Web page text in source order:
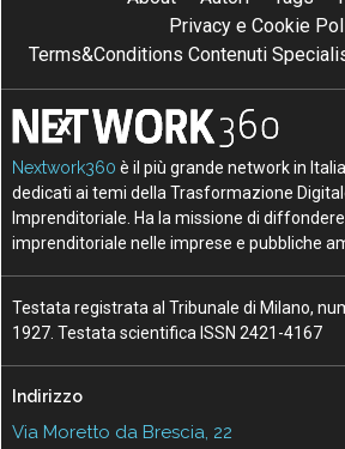
Privacy e Cookie
Terms&Conditions Contenuti
Nextwork360 è il più grande network in
dedicati ai temi della Trasformazione
Imprenditoriale. Ha la missione di
imprenditoriale nelle imprese e pubbliche
Testata registrata al Tribunale di Milano,
1927. Testata scientifica ISSN 2421-4167
Indirizzo
Via Moretto da Brescia, 22